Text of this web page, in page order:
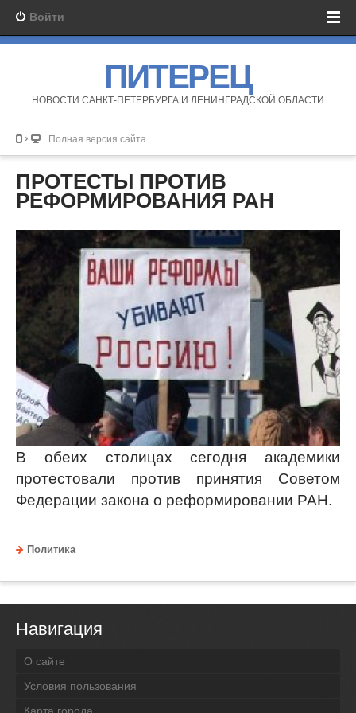
Войти
ПИТЕРЕЦ
НОВОСТИ САНКТ-ПЕТЕРБУРГА И ЛЕНИНГРАДСКОЙ ОБЛАСТИ
Полная версия сайта
ПРОТЕСТЫ ПРОТИВ
РЕФОРМИРОВАНИЯ РАН
В обеих столицах сегодня академики
протестовали против принятия Советом
Федерации закона о реформировании РАН.
Политика
Навигация
О сайте
Условия пользования